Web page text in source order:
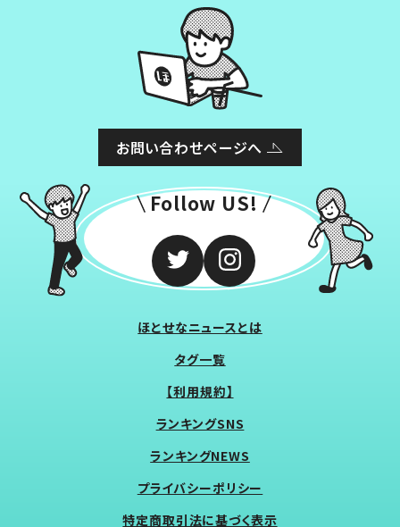
お問い合わせページへ
Follow US!
ほとせなニュースとは
タグ一覧
【利用規約】
ランキングSNS
ランキングNEWS
プライバシーポリシー
特定商取引法に基づく表示